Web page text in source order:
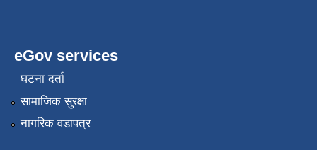
eGov services
घटना दर्ता
सामाजिक सुरक्षा
नागरिक वडापत्र